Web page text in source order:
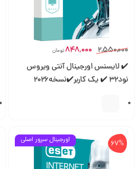
2,550,000
848,000 تومان
✔️ لایسنس اورجینال آنتی ویروس
نود32 ✔️ یک کاربر✔️نسخه2026
اورجینال سرور اصلی 67%